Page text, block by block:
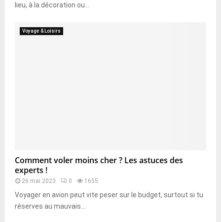
lieu, à la décoration ou...
Voyage & Loisirs
Comment voler moins cher ? Les astuces des
experts !
26 mai 2023 0 1655
Voyager en avion peut vite peser sur le budget, surtout si tu
réserves au mauvais...